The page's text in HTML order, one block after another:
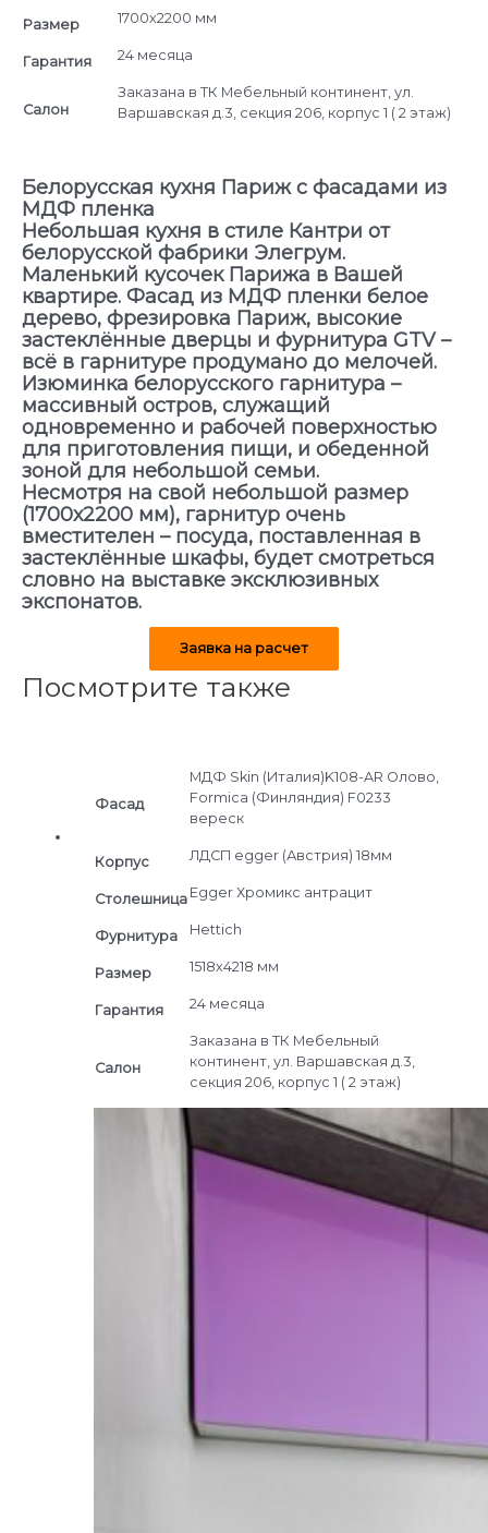
Размер 1700х2200 мм
Гарантия 24 месяца
Салон
Заказана в ТК Мебельный континент, ул.
Варшавская д.3, секция 206, корпус 1 ( 2 этаж)
Белорусская кухня Париж с фасадами из
МДФ пленка
Небольшая кухня в стиле Кантри от
белорусской фабрики Элегрум.
Маленький кусочек Парижа в Вашей
квартире. Фасад из МДФ пленки белое
дерево, фрезировка Париж, высокие
застеклённые дверцы и фурнитура GTV –
всё в гарнитуре продумано до мелочей.
Изюминка белорусского гарнитура –
массивный остров, служащий
одновременно и рабочей поверхностью
для приготовления пищи, и обеденной
зоной для небольшой семьи.
Несмотря на свой небольшой размер
(1700х2200 мм), гарнитур очень
вместителен – посуда, поставленная в
застеклённые шкафы, будет смотреться
словно на выставке эксклюзивных
экспонатов.
Заявка на расчет
Посмотрите также
Фасад
МДФ Skin (Италия)K108-AR Олово,
Formica (Финляндия) F0233
вереск
Корпус ЛДСП egger (Австрия) 18мм
Cтолешница Egger Хромикс антрацит
Фурнитура Hettich
Размер 1518х4218 мм
Гарантия 24 месяца
Салон
Заказана в ТК Мебельный
континент, ул. Варшавская д.3,
секция 206, корпус 1 ( 2 этаж)